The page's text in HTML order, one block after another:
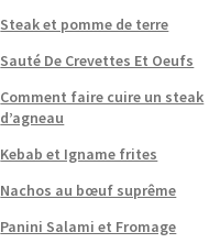
Steak et pomme de terre
Sauté De Crevettes Et Oeufs
Comment faire cuire un steak
d’agneau
Kebab et Igname frites
Nachos au bœuf suprême
Panini Salami et Fromage